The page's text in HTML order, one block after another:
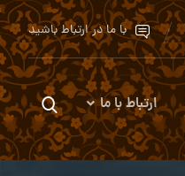
با ما در ارتباط باشید
ارتباط با ما